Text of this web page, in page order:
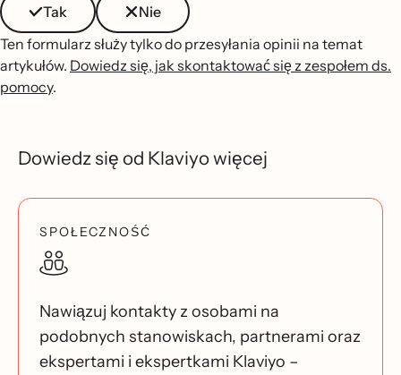
Tak
Nie
Ten formularz służy tylko do przesyłania opinii na temat
artykułów. Dowiedz się, jak skontaktować się z zespołem ds.
pomocy.
Dowiedz się od Klaviyo więcej
SPOŁECZNOŚĆ
Nawiązuj kontakty z osobami na
podobnych stanowiskach, partnerami oraz
ekspertami i ekspertkami Klaviyo –